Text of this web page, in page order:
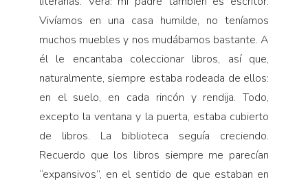
Vivíamos en una casa humilde, no teníamos
muchos muebles y nos mudábamos bastante. A
él le encantaba coleccionar libros, así que,
naturalmente, siempre estaba rodeada de ellos:
en el suelo, en cada rincón y rendija. Todo,
excepto la ventana y la puerta, estaba cubierto
de libros. La biblioteca seguía creciendo.
Recuerdo que los libros siempre me parecían
“expansivos”, en el sentido de que estaban en